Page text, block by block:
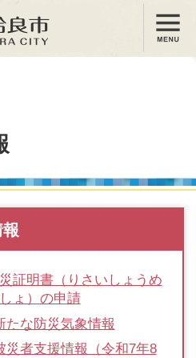
メニュー
証明書（りさいしょうめ
ょ）の申請
たな防災気象情報
災者支援情報（令和7年8